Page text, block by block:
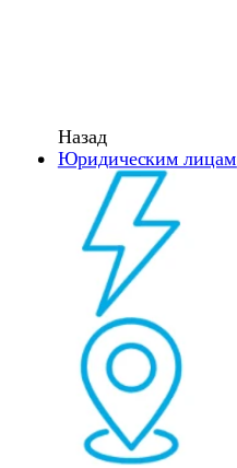
Назад
Юридическим лицам